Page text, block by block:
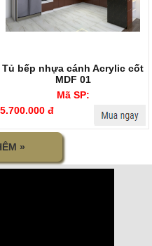
Tủ bếp nhựa cánh Acrylic cốt
MDF 01
Mã SP:
5.700.000 đ
»